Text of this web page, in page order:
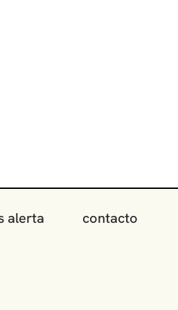
alerta contacto